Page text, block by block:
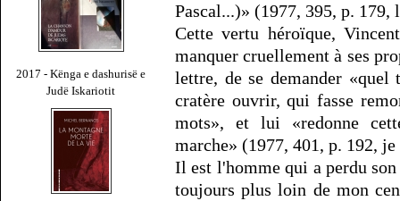
2017 - Kënga e dashurisë e
Judë Iskariotit
Pascal...)» (1977, 395, p. 179,
Cette vertu héroïque,
manquer cruellement à ses
lettre, de se demander «quel
cratère ouvrir, qui fasse
mots», et lui «redonne
marche» (1977, 401, p. 192,
Il est l'homme qui a perdu
toujours plus loin de mon